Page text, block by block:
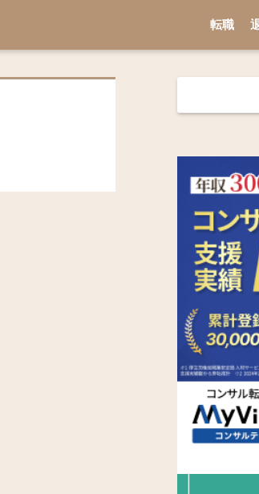
転職